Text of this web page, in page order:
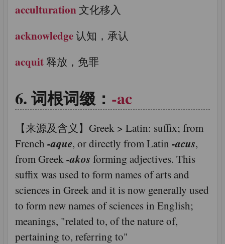
acculturation 文化移入
acknowledge认知，承认
acquit释放，免罪
词根词缀： -ac
【来源及含义】Greek > Latin: suffix; from
French -aque, or directly from Latin -acus,
from Greek-akos forming adjectives. This
suffix was used to form names of arts and
sciences in Greek and it is now generally used
to form new names of sciences in English;
meanings, "related to, of the nature of,
pertaining to, referring to"